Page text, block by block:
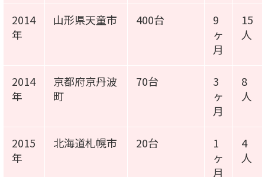
2014
年
山形県天童市 400台
9
ヶ
月
15
人
2014
年
京都府京丹波
町
70台
3
ヶ
月
8
人
2015
年
北海道札幌市 20台
1
ヶ
月
4
人